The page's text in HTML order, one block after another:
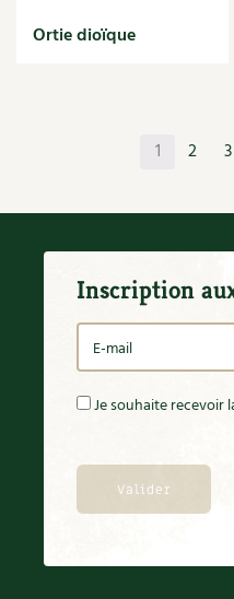
Optimiser l'espace
Paille
Panais
Parasite
Partenariat
Participatif
Patate douce
Pelouse
Permaculture
Ortie dioïque
1 2 3
Inscription
Je souhaite recevoir